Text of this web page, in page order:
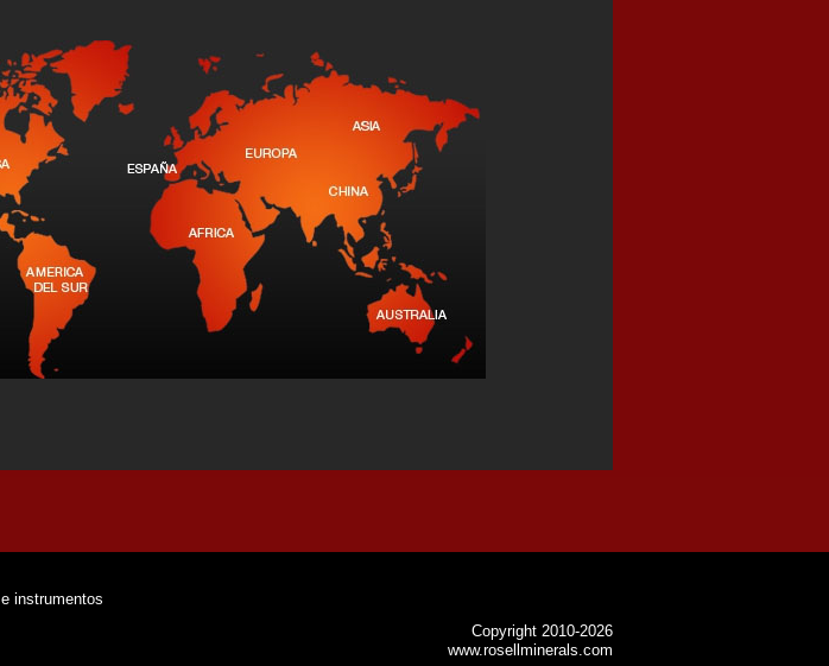
instrumentos
Copyright 2010-2026
www.rosellminerals.com